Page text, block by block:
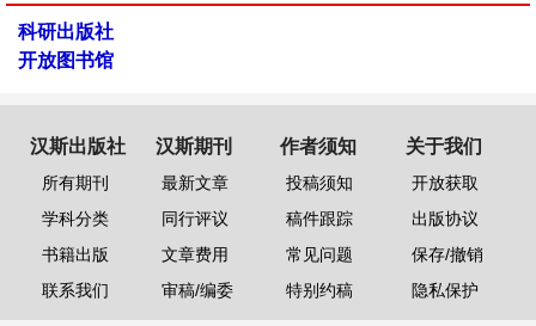
科研出版社
开放图书馆
汉斯出版社
所有期刊
学科分类
书籍出版
联系我们
汉斯期刊
最新文章
同行评议
文章费用
审稿/编委
作者须知
投稿须知
稿件跟踪
常见问题
特别约稿
关于我们
开放获取
出版协议
保存/撤销
隐私保护